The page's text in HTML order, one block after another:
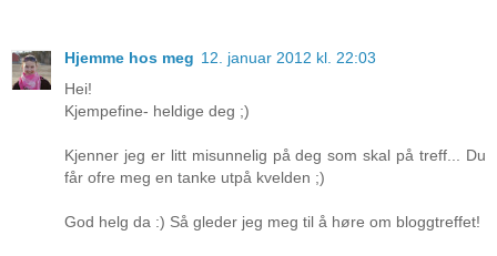
Hjemme hos meg 12. januar 2012 kl. 22:03
Hei!
Kjempefine- heldige deg ;)
Kjenner jeg er litt misunnelig på deg som skal på treff... Du
får ofre meg en tanke utpå kvelden ;)
God helg da :) Så gleder jeg meg til å høre om bloggtreffet!